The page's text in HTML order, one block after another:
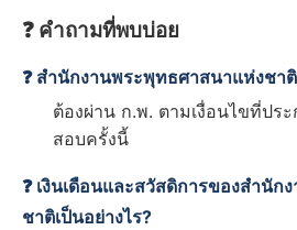
❓ คำถามที่พบบ่อย
❓ สำนักงานพระพุทธศาสนาแห่งชา
ต้องผ่าน ก.พ. ตามเงื่อนไขที่ปร
สอบครั้งนี้
❓ เงินเดือนและสวัสดิการของสำนั
ชาติเป็นอย่างไร?